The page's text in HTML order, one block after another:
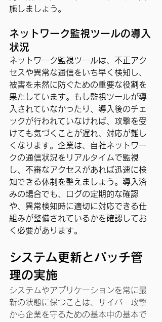
施しましょう。
ネットワーク監視ツールの導入
状況
ネットワーク監視ツールは、不正アク
セスや異常な通信をいち早く検知し、
被害を未然に防ぐための重要な役割を
果たしています。もし監視ツールが導
入されていなかったり、導入後のチェ
ックが行われていなければ、攻撃を受
けても気づくことが遅れ、対応が難し
くなります。企業は、自社ネットワー
クの通信状況をリアルタイムで監視
し、不審なアクセスがあれば迅速に検
知できる体制を整えましょう。導入済
みの場合でも、ログの定期的な確認
や、異常検知時に適切に対応できる仕
組みが整備されているかを確認してお
く必要があります。
システム更新とパッチ管
理の実施
システムやアプリケーションを常に最
新の状態に保つことは、サイバー攻撃
から企業を守るための基本中の基本で